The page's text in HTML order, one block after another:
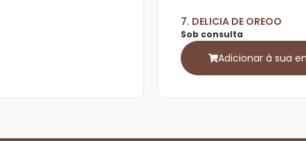
7. DELICIA DE OREOO
Sob consulta
Adicionar á sua